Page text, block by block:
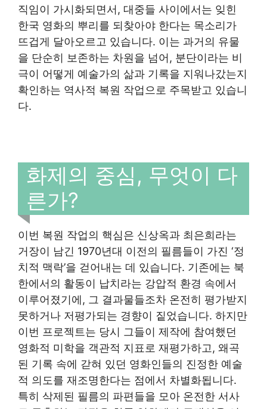
직임이 가시화되면서, 대중들 사이에서는 잊힌
한국 영화의 뿌리를 되찾아야 한다는 목소리가
뜨겁게 달아오르고 있습니다. 이는 과거의 유물
을 단순히 보존하는 차원을 넘어, 분단이라는 비
극이 어떻게 예술가의 삶과 기록을 지워나갔는지
확인하는 역사적 복원 작업으로 주목받고 있습니
다.
화제의 중심, 무엇이 다
른가?
이번 복원 작업의 핵심은 신상옥과 최은희라는
거장이 남긴 1970년대 이전의 필름들이 가진 ‘정
치적 맥락’을 걷어내는 데 있습니다. 기존에는 북
한에서의 활동이 납치라는 강압적 환경 속에서
이루어졌기에, 그 결과물들조차 온전히 평가받지
못하거나 저평가되는 경향이 짙었습니다. 하지만
이번 프로젝트는 당시 그들이 제작에 참여했던
영화적 미학을 객관적 지표로 재평가하고, 왜곡
된 기록 속에 갇혀 있던 영화인들의 진정한 예술
적 의도를 재조명한다는 점에서 차별화됩니다.
특히 삭제된 필름의 파편들을 모아 온전한 서사